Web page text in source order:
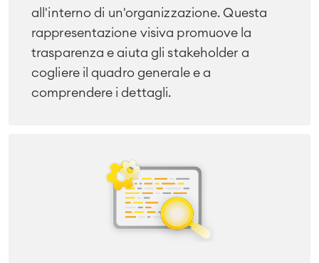
all'interno di un'organizzazione. Questa
rappresentazione visiva promuove la
trasparenza e aiuta gli stakeholder a
cogliere il quadro generale e a
comprendere i dettagli.